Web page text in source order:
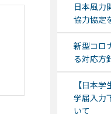
日本風力
協力協定
新型コロ
る対応方
【日本
学届入力
いて